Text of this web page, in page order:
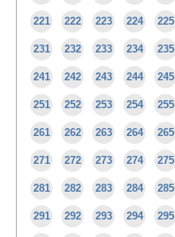
221 222 223 224 225
231 232 233 234 235
241 242 243 244 245
251 252 253 254 255
261 262 263 264 265
271 272 273 274 275
281 282 283 284 285
291 292 293 294 295